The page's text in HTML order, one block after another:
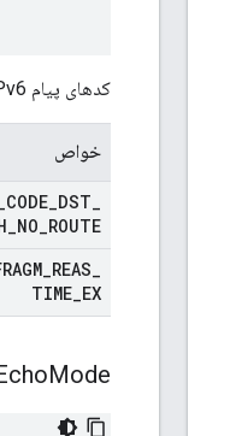
کدهای پیام ICMPv6.
خواص
CODE DST
NO ROUTE
REAS
TIME EX
Mode